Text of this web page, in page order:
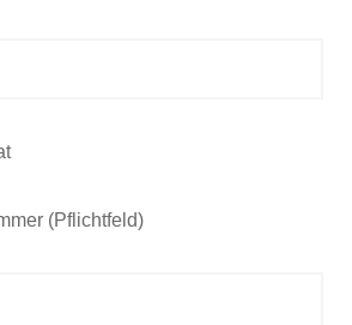
(Pflichtfeld)